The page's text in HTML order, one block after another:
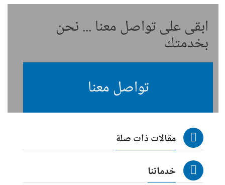
ابقى على تواصل معنا ... نحن
بخدمتك
تواصل معنا
مقالات ذات صلة
خدماتنا